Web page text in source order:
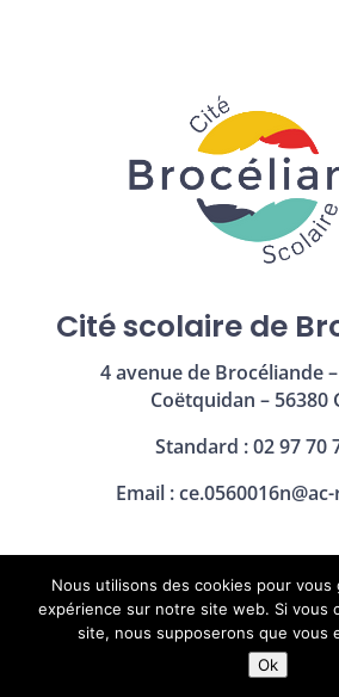
Cité scolaire de
4 avenue de Brocéliande
Coëtquidan – 56380
Standard : 02 97 70
Email :
Mentions légales|Politique de
Nous utilisons des cookies pour vous
expérience sur notre site web. Si vous
site, nous supposerons que vous
Ok